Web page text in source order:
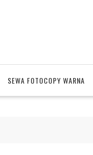
SEWA FOTOCOPY WARNA